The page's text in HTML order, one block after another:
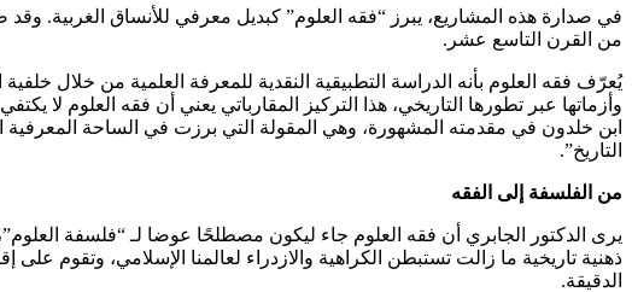
في صدارة هذه المشاريع، يبرز “فقه العلوم” كبديل معرفي للأنساق الغربية.
من القرن التاسع عشر.
يُعرّف فقه العلوم بأنه الدراسة التطبيقية النقدية للمعرفة العلمية من خلال
وأزماتها عبر تطورها التاريخي، هذا التركيز المقارباتي يعني أن فقه العلوم لا
ابن خلدون في مقدمته المشهورة، وهي المقولة التي برزت في الساحة المعرفية
التاريخ”.
من الفلسفة إلى الفقه
يرى الدكتور الجابري أن فقه العلوم جاء ليكون مصطلحًا عوضا لـ “فلسفة
ذهنية تاريخية ما زالت تستبطن الكراهية والازدراء لعالمنا الإسلامي، وتقوم
الدقيقة.